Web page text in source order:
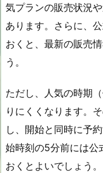
気プランの販売状況
あります。さらに、
おくと、最新の販売
う。
ただし、人気の時期
りにくくなります。
し、開始と同時に予
始時刻の5分前には公
おくとよいでしょう。